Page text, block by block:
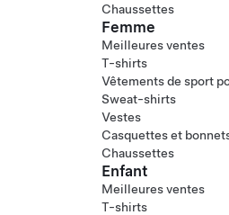
Chaussettes
Femme
Meilleures ventes
T-shirts
Vêtements de sport
Sweat-shirts
Vestes
Casquettes et
Chaussettes
Enfant
Meilleures ventes
T-shirts